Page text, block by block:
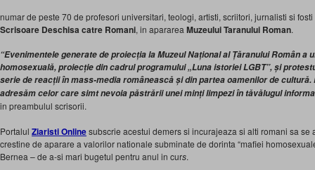
numar de peste 70 de profesori universitari, teologi, artisti, scriitori, jurnalisti si
Scrisoare Deschisa catre Romani, in apararea Muzeului Taranului Roman.
“Evenimentele generate de proiecția la Muzeul Național al Țăranului Român a
homosexuală, proiecție din cadrul programului„Luna istoriei LGBT”,și
serie de reacții în mass-media românească și din partea oamenilor de cultură.
adresăm celor care simt nevoia păstrării unei minți limpezi în tăvălugul
in preambulul scrisorii.
Portalul Ziaristi Onlinesubscrie acestui demers si incurajeaza si alti romani sa
crestine de aparare a valorilor nationale subminate de dorinta “mafiei
Bernea – de a-si mari bugetul pentru anul in curs.